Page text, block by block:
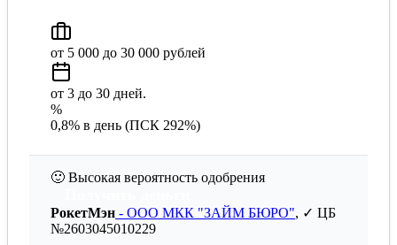
от 5 000 до 30 000 рублей
от 3 до 30 дней.
%
0,8% в день (ПСК 292%)
🙂 Высокая вероятность одобрения
РокетМэн - ООО МКК "ЗАЙМ БЮРО", ✓ ЦБ
№2603045010229